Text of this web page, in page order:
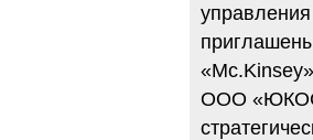
ООО «ЮКОС-